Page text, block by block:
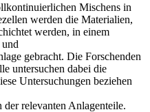
Mischens in
werden die Materialien,
werden, in einem
gebracht. Die Forschenden
untersuchen dabei die
Untersuchungen beziehen
der relevanten Anlagenteile.